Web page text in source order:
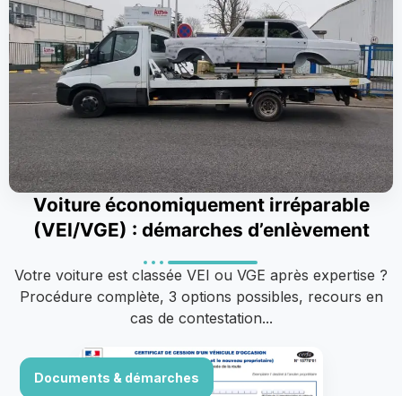
Voiture économiquement irréparable
(VEI/VGE) : démarches d’enlèvement
Votre voiture est classée VEI ou VGE après expertise ?
Procédure complète, 3 options possibles, recours en
cas de contestation...
Documents & démarches